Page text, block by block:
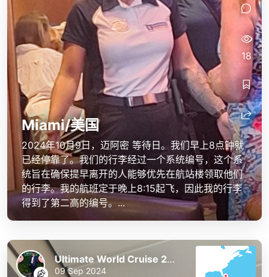
Miami/美国
2024年10月9日，迈阿密 等待日。我们早上8点钟就
已经停靠了。我们的行李经过一个系统编号，这个系
统旨在确保提早离开的人能够优先在航站楼领取他们
的行李。我的航班定于晚上8:15起飞，因此我的行李
得到了第二高的编号。...
18
Ultimate World Cruise 2023/24
09 Sep 2024